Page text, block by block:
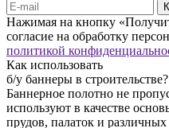
Нажимая на кнопку
согласие на обработку
политикой
Как использовать
б/у баннеры в строительстве?
Баннерное полотно не
используют в качестве
прудов, палаток и